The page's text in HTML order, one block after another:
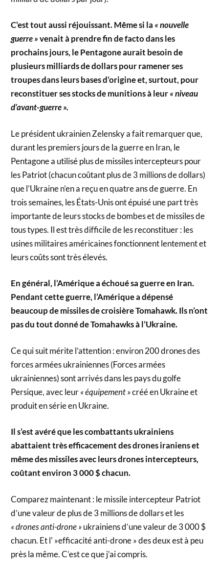
C’est tout aussi réjouissant. Même si la « nouvelle
guerre »venait à prendre fin de facto dans les
prochains jours, le Pentagone aurait besoin de
plusieurs milliards de dollars pour ramener ses
troupes dans leurs bases d’origine et, surtout, pour
reconstituer ses stocks de munitions à leur« niveau
d’avant-guerre ».
Le président ukrainien Zelensky a fait remarquer que,
durant les premiers jours de la guerre en Iran, le
Pentagone a utilisé plus de missiles intercepteurs pour
les Patriot (chacun coûtant plus de 3 millions de dollars)
que l’Ukraine n’en a reçu en quatre ans de guerre. En
trois semaines, les États-Unis ont épuisé une part très
importante de leurs stocks de bombes et de missiles de
tous types. Il est très difficile de les reconstituer : les
usines militaires américaines fonctionnent lentement et
leurs coûts sont très élevés.
En général, l’Amérique a échoué sa guerre en Iran.
Pendant cette guerre, l’Amérique a dépensé
beaucoup de missiles de croisière Tomahawk. Ils n’ont
pas du tout donné de Tomahawks à l’Ukraine.
Ce qui suit mérite l’attention : environ 200 drones des
forces armées ukrainiennes (Forces armées
ukrainiennes) sont arrivés dans les pays du golfe
Persique, avec leur« équipement »créé en Ukraine et
produit en série en Ukraine.
Il s’est avéré que les combattants ukrainiens
abattaient très efficacement des drones iraniens et
même des missiles avec leurs drones intercepteurs,
coûtant environ 3 000 $ chacun.
Comparez maintenant : le missile intercepteur Patriot
d’une valeur de plus de 3 millions de dollars et les
« drones anti-drone »ukrainiens d’une valeur de 3 000 $
chacun. Et l' »efficacité anti-drone » des deux est à peu
près la même. C’est ce que j’ai compris.